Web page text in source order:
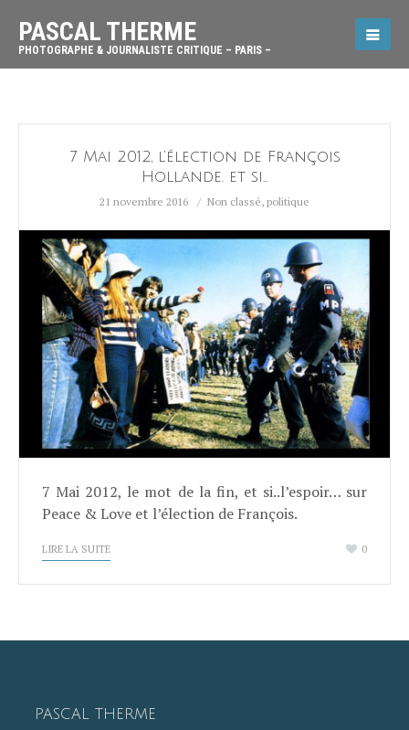
PASCAL THERME
PHOTOGRAPHE & JOURNALISTE CRITIQUE – PARIS –
7 Mai 2012, l’élection de François
Hollande. et si…
21 novembre 2016 Non classé, politique
7 Mai 2012, le mot de la fin, et si..l’espoir… sur
Peace & Love et l’élection de François.
LIRE LA SUITE 0
PASCAL THERME